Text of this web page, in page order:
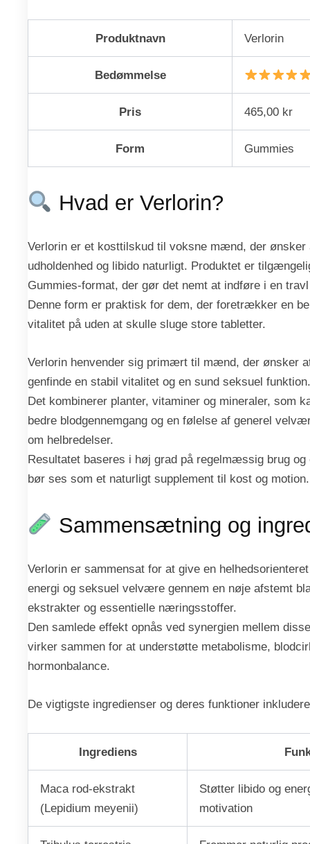
Produktnavn Verlorin
Bedømmelse
Pris 465,00 kr
Form Gummies
Hvad er Verlorin?
Verlorin er et kosttilskud til voksne mænd, der ønsker
udholdenhed og libido naturligt. Produktet er
Gummies-format, der gør det nemt at indføre i en
Denne form er praktisk for dem, der foretrækker en
vitalitet på uden at skulle sluge store tabletter.
Verlorin henvender sig primært til mænd, der ønsker
genfinde en stabil vitalitet og en sund seksuel funktion.
Det kombinerer planter, vitaminer og mineraler, som
bedre blodgennemgang og en følelse af generel
om helbredelser.
Resultatet baseres i høj grad på regelmæssig brug
bør ses som et naturligt supplement til kost og motion.
Sammensætning og
Verlorin er sammensat for at give en
energi og seksuel velvære gennem en nøje afstemt
ekstrakter og essentielle næringsstoffer.
Den samlede effekt opnås ved synergien mellem
virker sammen for at understøtte metabolisme,
hormonbalance.
De vigtigste ingredienser og deres funktioner
Ingrediens
Maca rod-ekstrakt
(Lepidium meyenii)
Støtter libido og
motivation